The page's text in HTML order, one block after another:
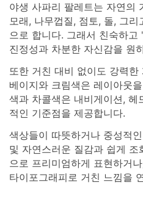
야생 사파리 팔레트는 자연의
모래, 나무껍질, 점토, 돌, 그
으로 합니다. 그래서 친숙하
진정성과 차분한 자신감을 원
또한 거친 대비 없이도 강력
베이지와 크림색은 레이아웃
색과 차콜색은 내비게이션, 헤
적인 기준점을 제공합니다.
색상들이 따뜻하거나 중성적
및 자연스러운 질감과 쉽게
으로 프리미엄하게 표현하거
타이포그래피로 거친 느낌을